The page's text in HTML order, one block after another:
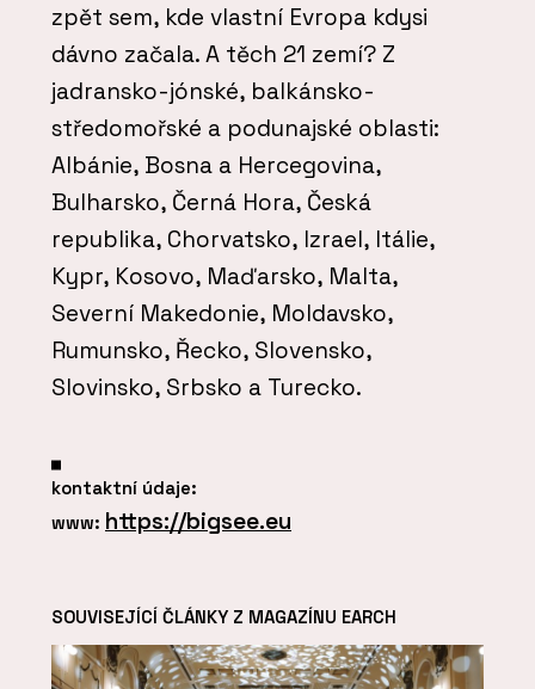
zpět sem, kde vlastní Evropa kdysi
dávno začala. A těch 21 zemí? Z
jadransko-jónské, balkánsko-
středomořské a podunajské oblasti:
Albánie, Bosna a Hercegovina,
Bulharsko, Černá Hora, Česká
republika, Chorvatsko, Izrael, Itálie,
Kypr, Kosovo, Maďarsko, Malta,
Severní Makedonie, Moldavsko,
Rumunsko, Řecko, Slovensko,
Slovinsko, Srbsko a Turecko.
kontaktní údaje:
www: https://bigsee.eu
SOUVISEJÍCÍ ČLÁNKY Z MAGAZÍNU EARCH